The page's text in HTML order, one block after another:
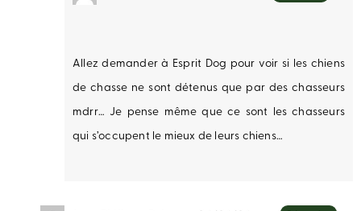
Allez demander à Esprit Dog pour voir si les chiens
de chasse ne sont détenus que par des chasseurs
mdrr… Je pense même que ce sont les chasseurs
qui s’occupent le mieux de leurs chiens…